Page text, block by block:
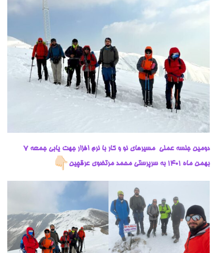
دومین جلسه عملی مسیرهای نوو کار با نرم افزار جهت یابی
جمعه 7
بهمن ماه ۱۴۰۱ به سرپرستی محمد مرتضوی عرقچین